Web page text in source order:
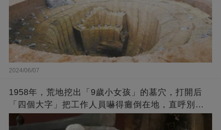
2024/06/07
1958年，荒地挖出「9歲小女孩」的墓穴，打開后
「四個大字」把工作人員嚇得癱倒在地，直呼別找
我